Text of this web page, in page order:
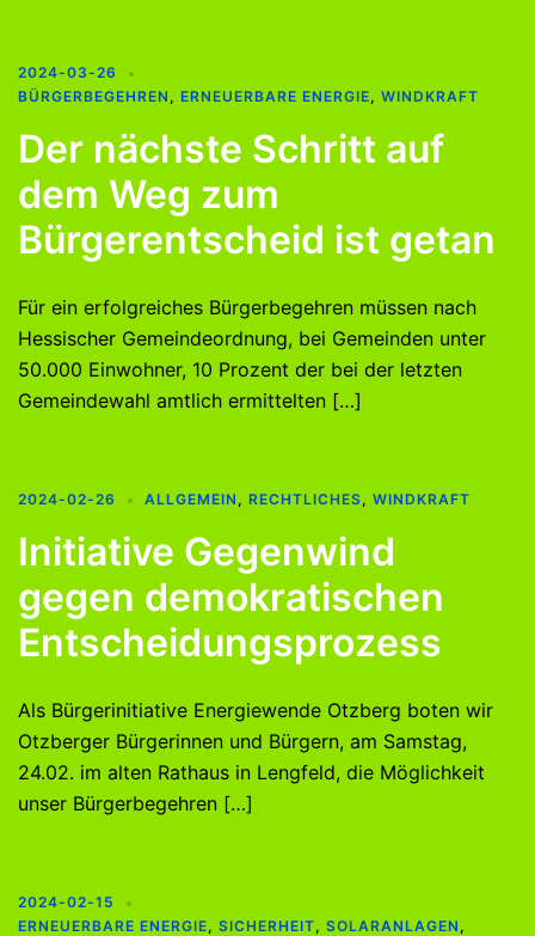
2024-03-26
BÜRGERBEGEHREN , ERNEUERBARE ENERGIE, WINDKRAFT
Der nächste Schritt auf
dem Weg zum
Bürgerentscheid ist getan
Für ein erfolgreiches Bürgerbegehren müssen nach
Hessischer Gemeindeordnung, bei Gemeinden unter
50.000 Einwohner, 10 Prozent der bei der letzten
Gemeindewahl amtlich ermittelten […]
2024-02-26 ALLGEMEIN , RECHTLICHES, WINDKRAFT
Initiative Gegenwind
gegen demokratischen
Entscheidungsprozess
Als Bürgerinitiative Energiewende Otzberg boten wir
Otzberger Bürgerinnen und Bürgern, am Samstag,
24.02. im alten Rathaus in Lengfeld, die Möglichkeit
unser Bürgerbegehren […]
2024-02-15
ERNEUERBARE ENERGIE, SICHERHEIT, SOLARANLAGEN ,